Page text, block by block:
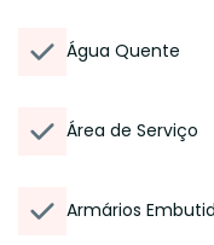
Água Quente
Área de Serviço
Armários